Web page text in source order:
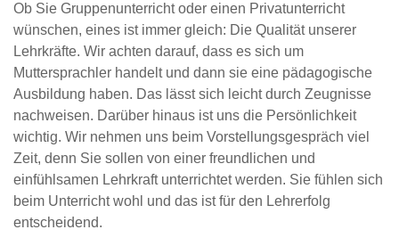
Ob Sie Gruppenunterricht oder einen Privatunterricht
wünschen, eines ist immer gleich: Die Qualität unserer
Lehrkräfte. Wir achten darauf, dass es sich um
Muttersprachler handelt und dann sie eine pädagogische
Ausbildung haben. Das lässt sich leicht durch Zeugnisse
nachweisen. Darüber hinaus ist uns die Persönlichkeit
wichtig. Wir nehmen uns beim Vorstellungsgespräch viel
Zeit, denn Sie sollen von einer freundlichen und
einfühlsamen Lehrkraft unterrichtet werden. Sie fühlen sich
beim Unterricht wohl und das ist für den Lehrerfolg
entscheidend.